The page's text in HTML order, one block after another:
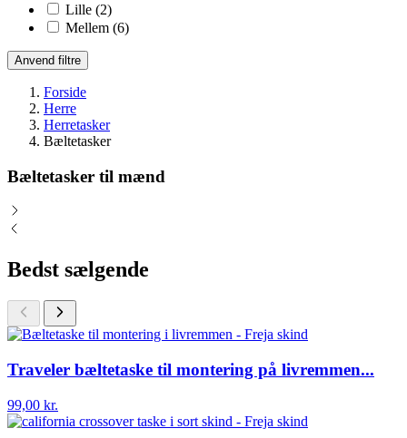
Lille (2)
Mellem (6)
Anvend filtre
Forside
Herre
Herretasker
Bæltetasker
Bæltetasker til mænd
Bedst sælgende
Traveler bæltetaske til montering på livremmen...
99,00 kr.